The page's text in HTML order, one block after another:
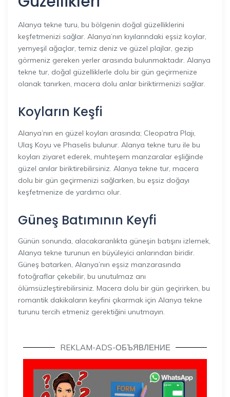
Alanya tekne turu, bu bölgenin doğal güzelliklerini
keşfetmenizi sağlar. Alanya’nın kıyılarındaki eşsiz koylar,
yemyeşil ağaçlar, temiz deniz ve güzel plajlar, gezip
görmeniz gereken yerler arasında bulunmaktadır. Alanya
tekne tur, doğal güzelliklerle dolu bir gün geçirmenize
olanak tanırken, macera dolu anlar biriktirmenizi sağlar.
Koyların Keşfi
Alanya’nın en güzel koyları arasında; Cleopatra Plajı,
Ulaş Koyu ve Phaselis bulunur. Alanya tekne turu ile bu
koyları ziyaret ederek, muhteşem manzaralar eşliğinde
güzel anılar biriktirebilirsiniz. Alanya tekne tur, macera
dolu bir gün geçirmenizi sağlarken, bu eşsiz doğayı
keşfetmenize de yardımcı olur.
Güneş Batımının Keyfi
Günün sonunda, alacakaranlıkta güneşin batışını izlemek,
Alanya tekne turunun en büyüleyici anlarından biridir.
Güneş batarken, Alanya’nın eşsiz manzarasında
fotoğraflar çekebilir, bu unutulmaz anı
ölümsüzleştirebilirsiniz. Macera dolu bir gün geçirirken, bu
romantik dakikaların keyfini çıkarmak için Alanya tekne
turunu tercih etmeniz gerektiğini unutmayın.
REKLAM-ADS-ОБЪЯВЛЕНИЕ